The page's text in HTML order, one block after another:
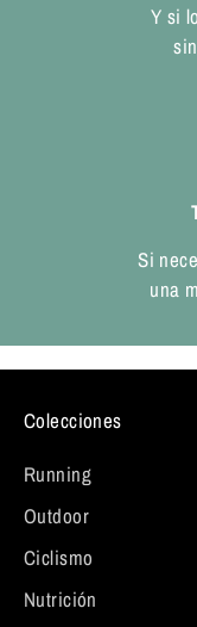
Y si
Si
una
Colecciones
Running
Outdoor
Ciclismo
Nutrición